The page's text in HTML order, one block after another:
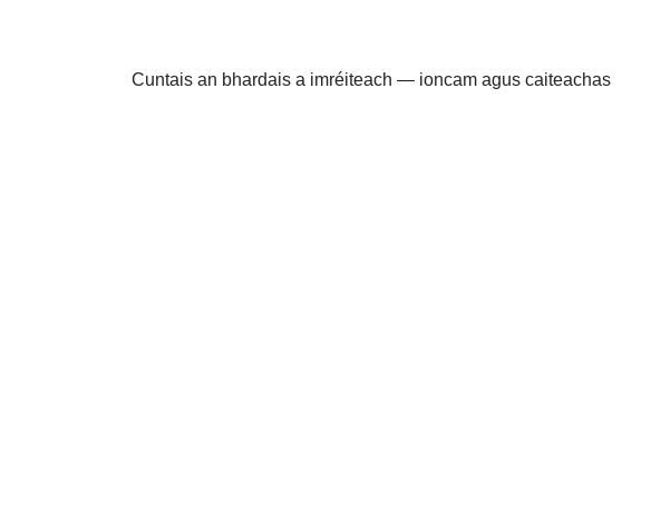
Cuntais an bhardais a imréiteach — ioncam agus caiteachas